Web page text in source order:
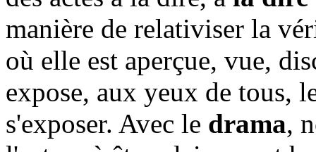
manière de relativiser la
où elle est aperçue, vue,
expose, aux yeux de tous,
s'exposer. Avec le drama,